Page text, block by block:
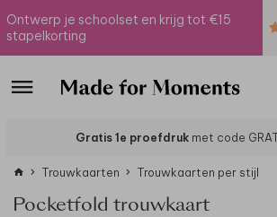
Ontwerp je schoolset en krijg tot €15
stapelkorting
Gratis 1e proefdrukmet code
Trouwkaarten Trouwkaarten per stijl
Pocketfold trouwkaart